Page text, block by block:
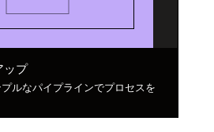
ップ
ルなパイプラインでプロセスを